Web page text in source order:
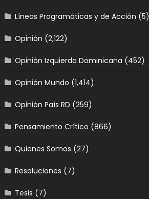
Líneas Programáticas y de Acción (5)
Opinión (2,122)
Opinión Izquierda Dominicana (452)
Opinión Mundo (1,414)
Opinión País RD (259)
Pensamiento Crítico (866)
Quienes Somos (27)
Resoluciones (7)
Tesis (7)